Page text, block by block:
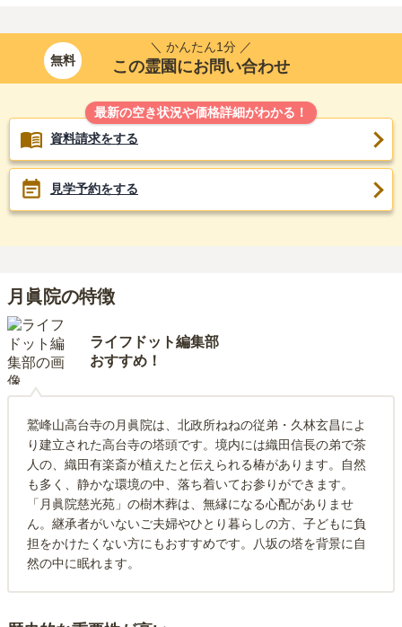
無料
＼ かんたん1分 ／
この霊園にお問い合わせ
最新の空き状況や価格詳細がわかる！
資料請求をする
見学予約をする
月眞院の特徴
ライフドット編集部
おすすめ！
鷲峰山高台寺の月眞院は、北政所ねねの従弟・久林玄昌によ
り建立された高台寺の塔頭です。境内には織田信長の弟で茶
人の、織田有楽斎が植えたと伝えられる椿があります。自然
も多く、静かな環境の中、落ち着いてお参りができます。
「月眞院慈光苑」の樹木葬は、無縁になる心配がありませ
ん。継承者がいないご夫婦やひとり暮らしの方、子どもに負
担をかけたくない方にもおすすめです。八坂の塔を背景に自
然の中に眠れます。